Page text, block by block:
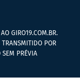
GIRO19.COM.BR.
TRANSMITIDO POR
SEM PRÉVIA